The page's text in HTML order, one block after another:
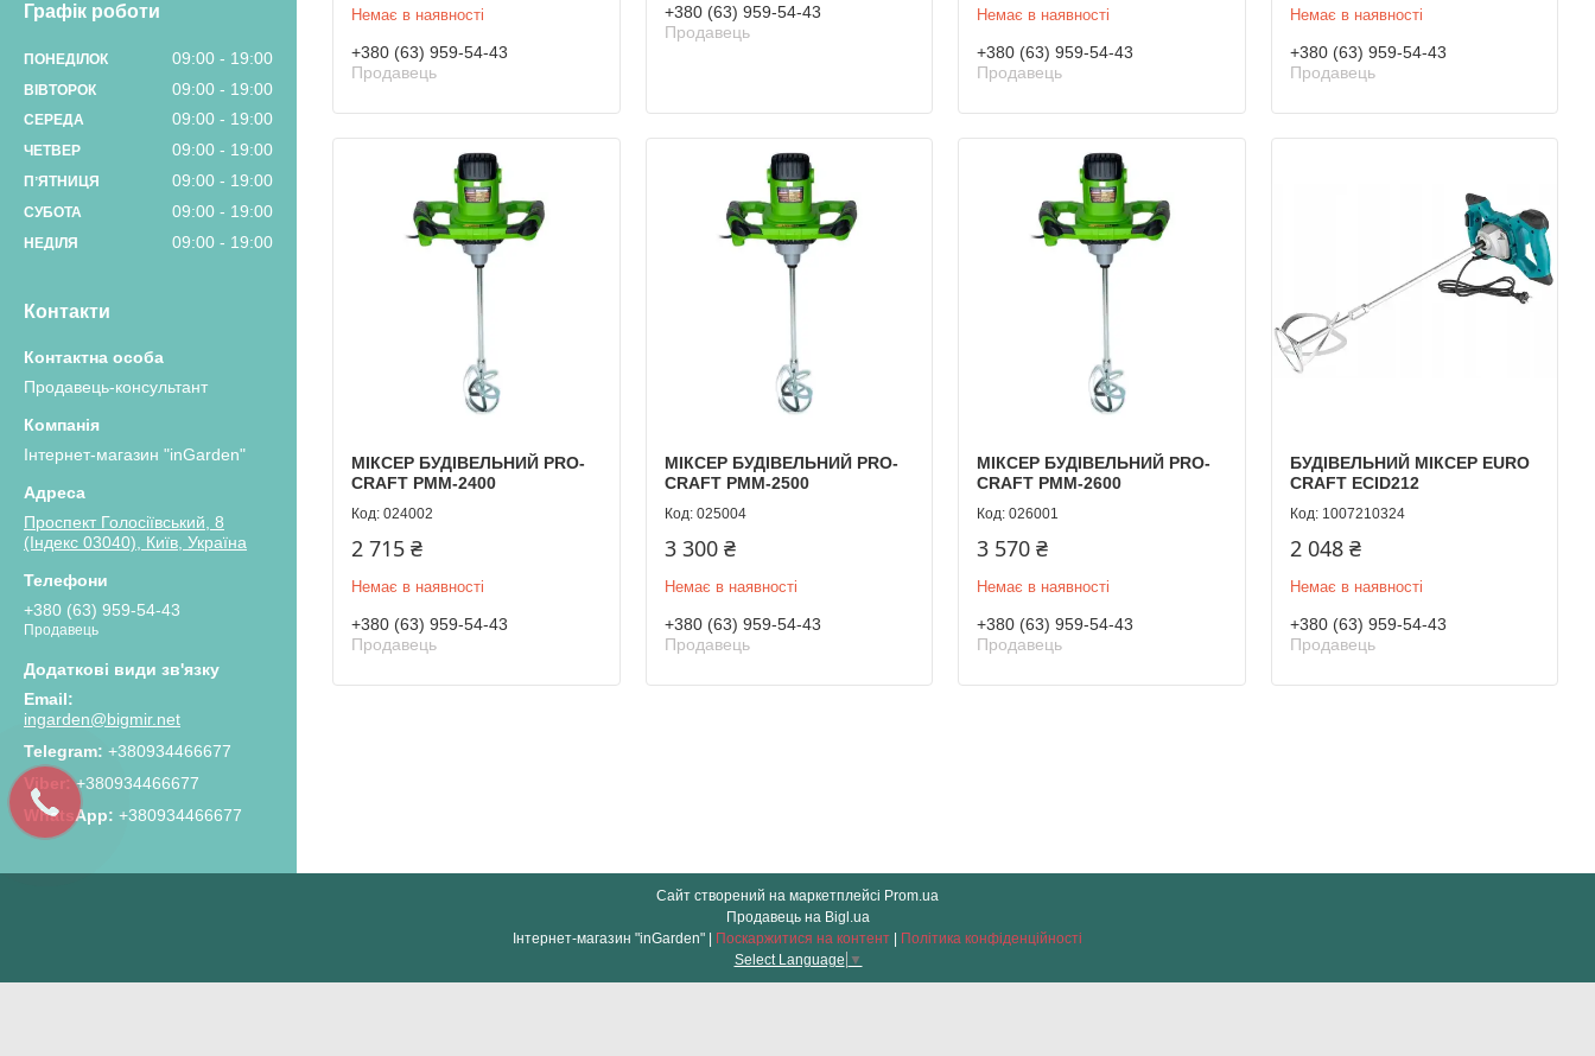
Графік роботи
ПОНЕДІЛОК 09:00 19:00
ВІВТОРОК 09:00 19:00
СЕРЕДА 09:00 19:00
ЧЕТВЕР 09:00 19:00
ПʼЯТНИЦЯ 09:00 19:00
СУБОТА 09:00 19:00
НЕДІЛЯ 09:00 19:00
Контакти
Продавець-консультант
Інтернет-магазин "inGarden"
Проспект Голосіївський, 8
(Індекс 03040), Київ, Україна
+380 (63) 959-54-43
Продавець
ingarden@bigmir.net
+380934466677
+380934466677
+380934466677
Немає в наявності
+380 (63) 959-54-43
Продавець
+380 (63) 959-54-43
Продавець
Немає в наявності
+380 (63) 959-54-43
Продавець
Немає в наявності
+380 (63) 959-54-43
Продавець
МІКСЕР БУДІВЕЛЬНИЙ PRO-
CRAFT РММ-2400
024002
2 715 ₴
Немає в наявності
+380 (63) 959-54-43
Продавець
МІКСЕР БУДІВЕЛЬНИЙ PRO-
CRAFT РММ-2500
025004
3 300 ₴
Немає в наявності
+380 (63) 959-54-43
Продавець
МІКСЕР БУДІВЕЛЬНИЙ PRO-
CRAFT РММ-2600
026001
3 570 ₴
Немає в наявності
+380 (63) 959-54-43
Продавець
БУДІВЕЛЬНИЙ МІКСЕР EURO
CRAFT ECID212
1007210324
2 048 ₴
Немає в наявності
+380 (63) 959-54-43
Продавець
Сайт створений на маркетплейсі Prom.ua
Продавець на Bigl.ua
Інтернет-магазин "inGarden" | Поскаржитися на контент | Політика конфіденційності
Select Language ▼